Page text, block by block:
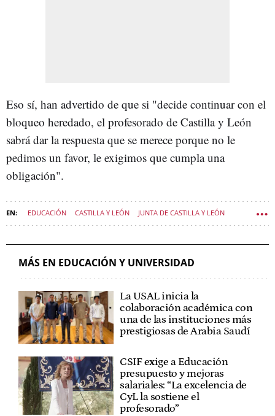
Eso sí, han advertido de que si "decide continuar con el
bloqueo heredado, el profesorado de Castilla y León
sabrá dar la respuesta que se merece porque no le
pedimos un favor, le exigimos que cumpla una
obligación".
EDUCACIÓN CASTILLA Y LEÓN JUNTA DE CASTILLA Y LEÓN
MÁS EN EDUCACIÓN Y UNIVERSIDAD
La USAL inicia la
colaboración académica con
una de las instituciones más
prestigiosas de Arabia Saudí
CSIF exige a Educación
presupuesto y mejoras
salariales: “La excelencia de
CyL la sostiene el
profesorado”